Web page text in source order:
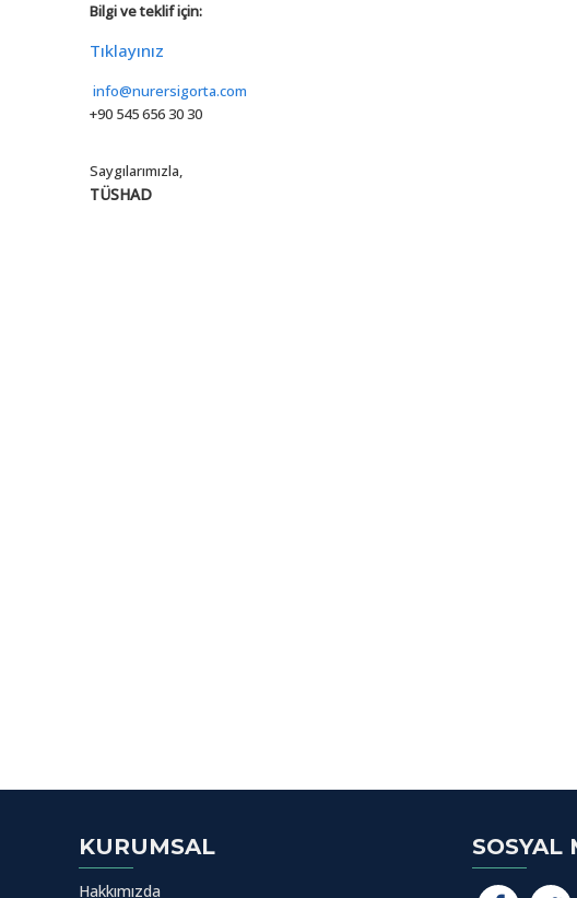
Bilgi ve teklif için:
Tıklayınız
info@nurersigorta.com
+90 545 656 30 30
Saygılarımızla,
TÜSHAD
KURUMSAL
Hakkımızda
SOSYAL